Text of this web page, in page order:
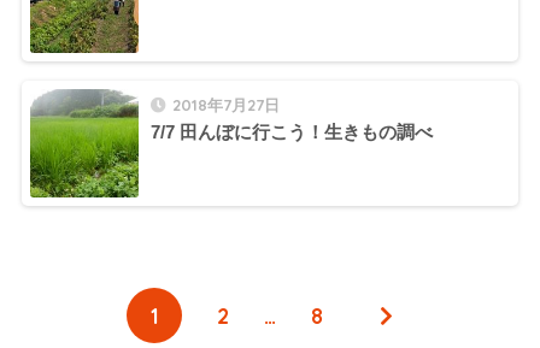
2018年7月27日
7/7 田んぼに行こう！生きもの調べ
1 2 … 8